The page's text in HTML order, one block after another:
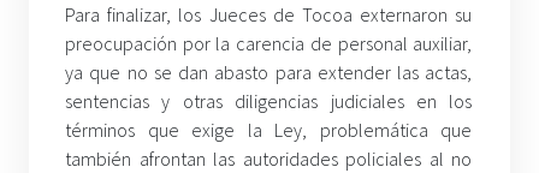
Para finalizar, los Jueces de Tocoa externaron su
preocupación por la carencia de personal auxiliar,
ya que no se dan abasto para extender las actas,
sentencias y otras diligencias judiciales en los
términos que exige la Ley, problemática que
también afrontan las autoridades policiales al no